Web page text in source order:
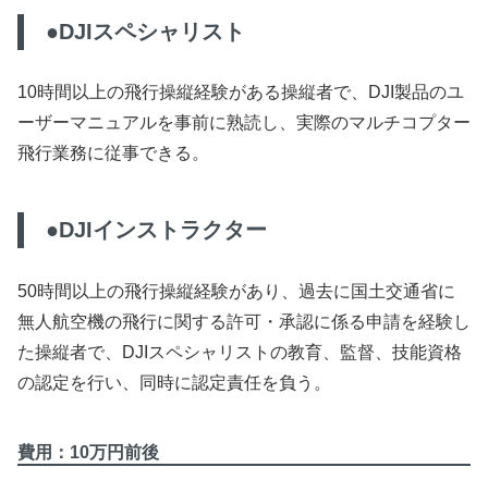
●DJIスペシャリスト
10時間以上の飛行操縦経験がある操縦者で、DJI製品のユ
ーザーマニュアルを事前に熟読し、実際のマルチコプター
飛行業務に従事できる。
●DJIインストラクター
50時間以上の飛行操縦経験があり、過去に国土交通省に
無人航空機の飛行に関する許可・承認に係る申請を経験し
た操縦者で、DJIスペシャリストの教育、監督、技能資格
の認定を行い、同時に認定責任を負う。
費用：10万円前後